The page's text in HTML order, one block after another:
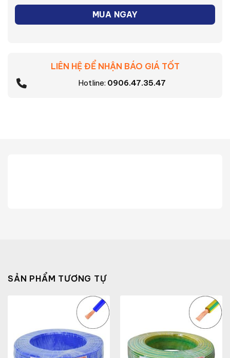
MUA NGAY
LIÊN HỆ ĐỂ NHẬN BÁO GIÁ TỐT
Hotline: 0906.47.35.47
SẢN PHẨM TƯƠNG TỰ